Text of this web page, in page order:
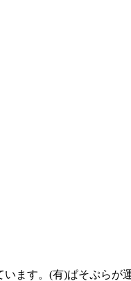
ます。(有)ぱそぷらが